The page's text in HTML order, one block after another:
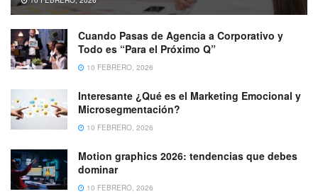
Cuando Pasas de Agencia a Corporativo y
Todo es “Para el Próximo Q”
10 FEBRERO, 2026
Interesante ¿Qué es el Marketing Emocional y
Microsegmentación?
10 FEBRERO, 2026
Motion graphics 2026: tendencias que debes
dominar
10 FEBRERO, 2026